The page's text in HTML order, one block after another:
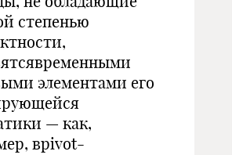
степенью
элементами его
— как,
вpivot-